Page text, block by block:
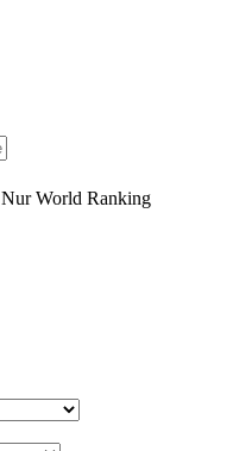
Nur World Ranking